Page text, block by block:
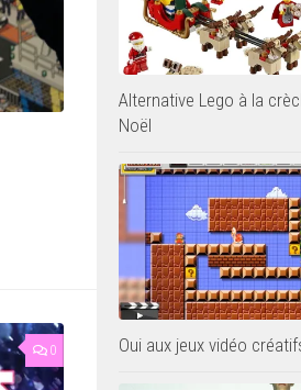
0
Alternative Lego à la
Noël
Oui aux jeux vidéo